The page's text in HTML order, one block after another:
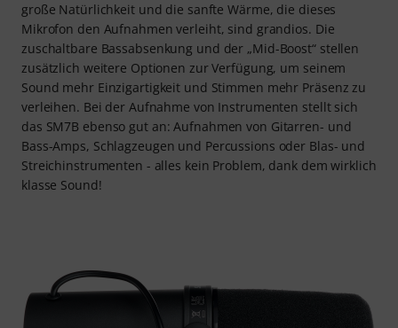
große Natürlichkeit und die sanfte Wärme, die dieses
Mikrofon den Aufnahmen verleiht, sind grandios. Die
zuschaltbare Bassabsenkung und der „Mid-Boost“ stellen
zusätzlich weitere Optionen zur Verfügung, um seinem
Sound mehr Einzigartigkeit und Stimmen mehr Präsenz zu
verleihen. Bei der Aufnahme von Instrumenten stellt sich
das SM7B ebenso gut an: Aufnahmen von Gitarren- und
Bass-Amps, Schlagzeugen und Percussions oder Blas- und
Streichinstrumenten - alles kein Problem, dank dem wirklich
klasse Sound!